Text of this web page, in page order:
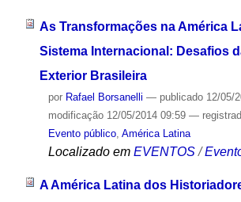
As Transformações na América
Sistema Internacional: Desafios
Exterior Brasileira
por Rafael Borsanelli — publicado12/05/
modificação12/05/2014 09:59 —
Evento público, América Latina
Localizado em EVENTOS /
A América Latina dos